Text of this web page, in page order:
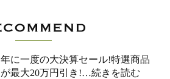
年に一度の大決算セール!特選商品
が最大20万円引き!…続きを読む